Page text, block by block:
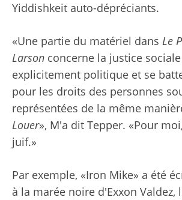
Yiddishkeit auto-dépréciants.
«Une partie du matériel dans Le
Larson concerne la justice
explicitement politique et se
pour les droits des personnes
représentées de la même
Louer», M'a dit Tepper. «Pour
juif.»
Par exemple, «Iron Mike» a été
à la marée noire d'Exxon Valdez,